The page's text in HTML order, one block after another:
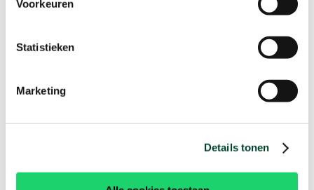
Voorkeuren
Statistieken
Marketing
Details tonen